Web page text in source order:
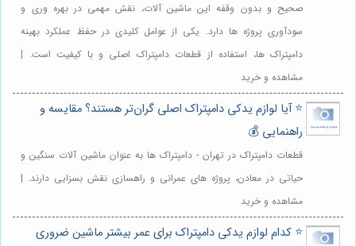
صحیح و بدون وقفه این ماشین آلات، نقش مهمی در بهره وری و
سودآوری پروژه ها دارد. یکی از عوامل کلیدی در حفظ عملکرد بهینه
دامپتراک ها، استفاده از قطعات دامپتراک اصلی و با کیفیت است. |
مشاهده و خرید
⭐️ آیا لوازم یدکی دامپتراک اصلی گران‌تر هستند؟ مقایسه و
راهنمایی 💰
قطعات دامپتراک در تهران - دامپتراک ها به عنوان ماشین آلات سنگین و
حیاتی در معادن، پروژه های عمرانی و راهسازی نقش بسزایی دارند. |
مشاهده و خرید
⭐️ کدام لوازم یدکی دامپتراک برای عمر بیشتر ماشین ضروری